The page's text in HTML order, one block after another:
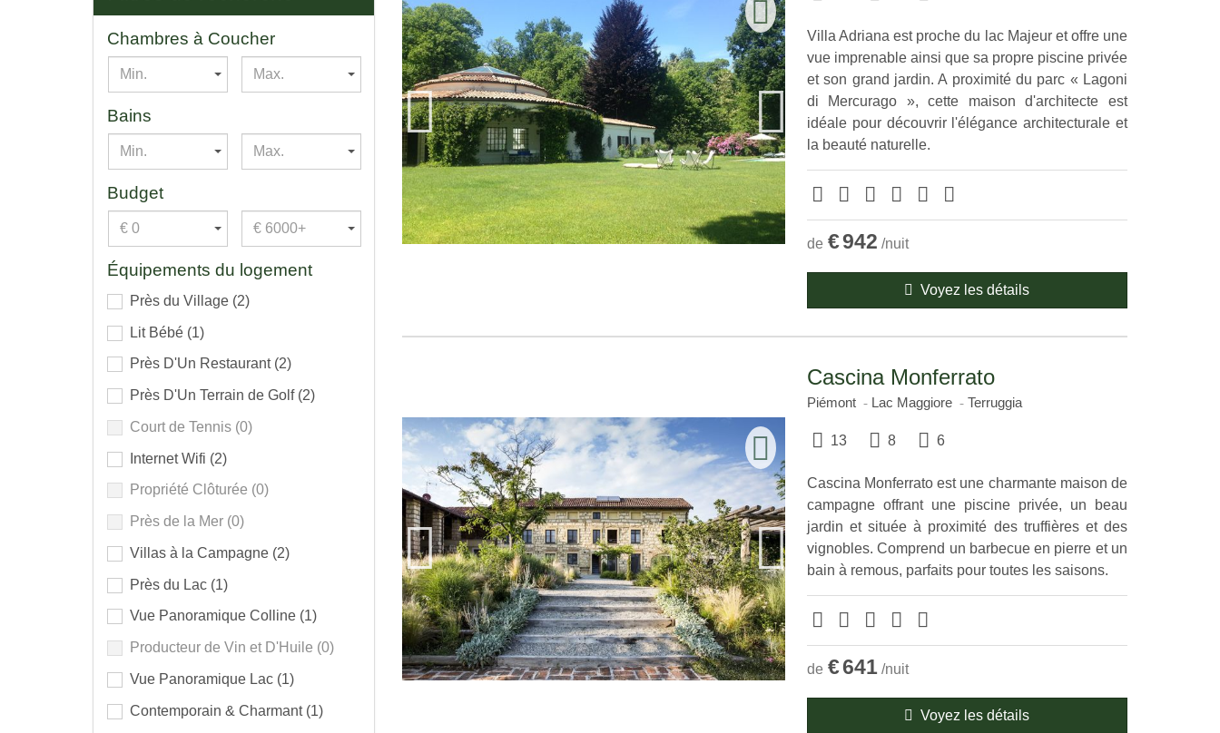
Villa Adriana est proche du lac Majeur et offre une
vue imprenable ainsi que sa propre piscine privée
et son grand jardin. A proximité du parc « Lagoni
di Mercurago », cette maison d'architecte est
idéale pour découvrir l'élégance architecturale et
la beauté naturelle.
de €942 /nuit
Voyez les détails
Cascina Monferrato
Piémont Lac Maggiore Terruggia
13 8 6
Cascina Monferrato est une charmante maison de
campagne offrant une piscine privée, un beau
jardin et située à proximité des truffières et des
vignobles. Comprend un barbecue en pierre et un
bain à remous, parfaits pour toutes les saisons.
de €641 /nuit
Voyez les détails
Chambres à Coucher
Min. Max.
Bains
Min. Max.
Budget
€ 0 € 6000+
Équipements du logement
Près du Village (2)
Lit Bébé (1)
Près D'Un Restaurant (2)
Près D'Un Terrain de Golf (2)
Court de Tennis (0)
Internet Wifi (2)
Propriété Clôturée (0)
Près de la Mer (0)
Villas à la Campagne (2)
Près du Lac (1)
Vue Panoramique Colline (1)
Producteur de Vin et D'Huile (0)
Vue Panoramique Lac (1)
Contemporain & Charmant (1)